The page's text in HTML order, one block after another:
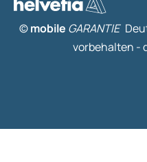
©mobile GARANTIE
vorbehalten -